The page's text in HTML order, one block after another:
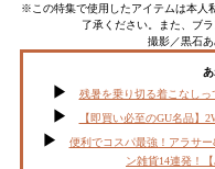
※この特集で使用したアイテムは本人
了承ください。また、ブ
撮影／黒石
残暑を乗り切る着こなし
【即買い必至のGU名品】
便利でコスパ最強！アラサ
ン雑貨14連発！